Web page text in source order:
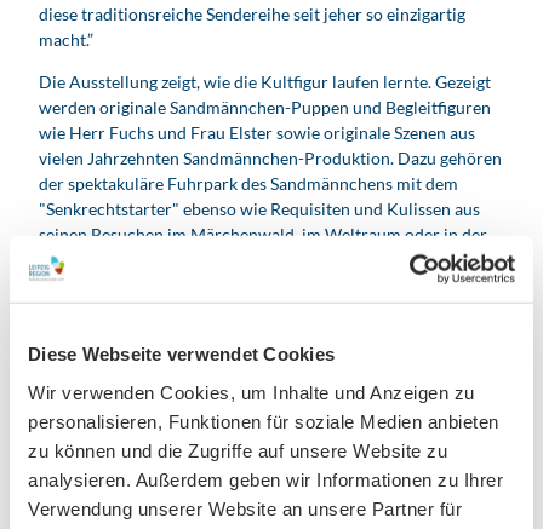
Diese Webseite verwendet Cookies
Wir verwenden Cookies, um Inhalte und Anzeigen zu
personalisieren, Funktionen für soziale Medien anbieten
zu können und die Zugriffe auf unsere Website zu
analysieren. Außerdem geben wir Informationen zu Ihrer
Verwendung unserer Website an unsere Partner für
diese traditionsreiche Sendereihe seit jeher so einzigartig
macht.”
Die Ausstellung zeigt, wie die Kultfigur laufen lernte. Gezeigt
werden originale Sandmännchen-Puppen und Begleitfiguren
wie Herr Fuchs und Frau Elster sowie originale Szenen aus
vielen Jahrzehnten Sandmännchen-Produktion. Dazu gehören
der spektakuläre Fuhrpark des Sandmännchens mit dem
"Senkrechtstarter" ebenso wie Requisiten und Kulissen aus
seinen Besuchen im Märchenwald, im Weltraum oder in der
Messestadt Leipzig. Eine Auswahl an dazu passenden
Sandmännchen-Folgen ist zu sehen. Außerdem gibt es
Mitmachaktionen und interaktive Bereiche für Kinder.
Die Ausstellung "Unser Sandmännchen in Leipzig" verbindet
Großeltern dazu ein, in Erinnerungen zu schwelgen. Die
repräsentative Schau wird durch ein vielseitiges
Veranstaltungsprogramm ergänzt. Sie ist Dienstag bis Sonntag
und an Feiertagen von 10 bis 18 Uhr geöffnet. Der Eintritt
beträgt 8 Euro. Kinder und Jugendliche bis 18 Jahre können